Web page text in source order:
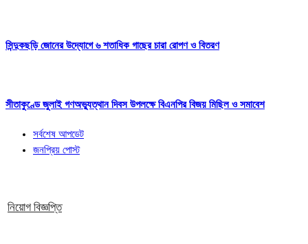
সিন্দুকছড়ি জোনের উদ্যোগে ৬ শতাধিক গাছের চারা রোপণ ও বিতরণ
সীতাকুণ্ডে জুলাই গণঅভ্যুত্থান দিবস উপলক্ষে বিএনপির বিজয় মিছিল ও সমাবেশ
সর্বশেষ আপডেট
জনপ্রিয় পোস্ট
নিয়োগ বিজ্ঞপ্তি